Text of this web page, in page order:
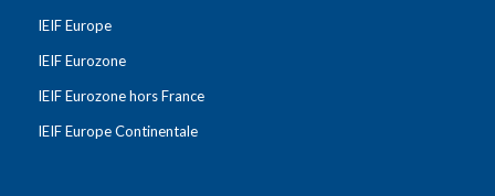
IEIF Europe
IEIF Eurozone
IEIF Eurozone hors France
IEIF Europe Continentale